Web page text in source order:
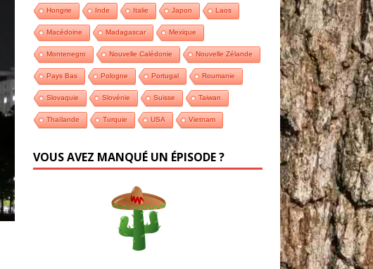
Hongrie Inde Italie Japon Laos
Macédoine Madagascar Mexique
Montenegro Nouvelle Calédonie Nouvelle Zélande
Pays Bas Pologne Portugal Roumanie
Slovaquie Slovénie Suisse Taiwan
Thaïlande Turquie USA Vietnam
VOUS AVEZ MANQUÉ UN ÉPISODE ?